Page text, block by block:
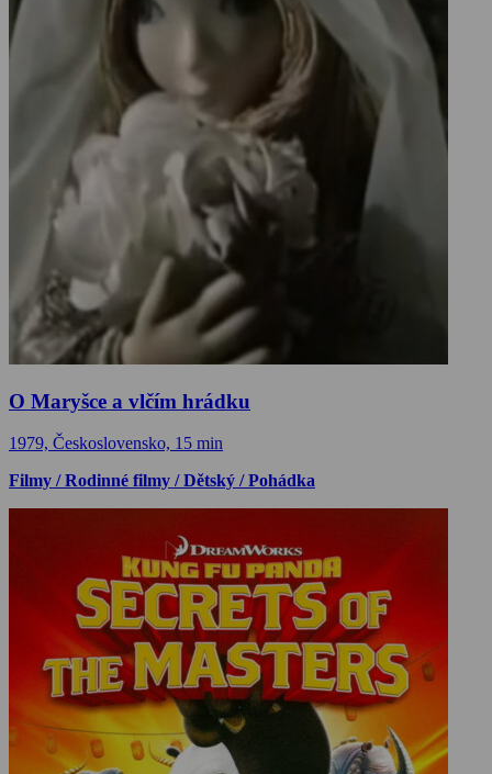
O Maryšce a vlčím hrádku
1979, Československo, 15 min
Filmy / Rodinné filmy / Dětský / Pohádka